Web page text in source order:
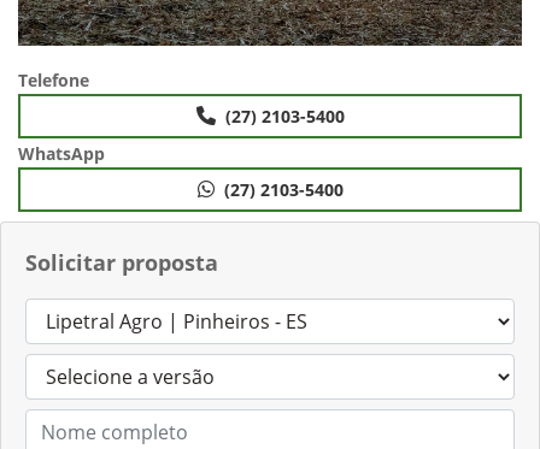
Solicitar proposta
Telefone
(27) 2103-5400
WhatsApp
(27) 2103-5400